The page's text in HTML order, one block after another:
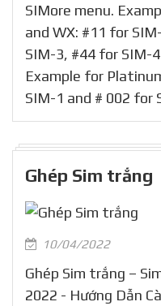
SIMore menu.
and WX: #11 for
SIM-3, #44 for SIM-
Example for
SIM-1 and # 002 for
Ghép Sim trắng
10/04/2022
Ghép Sim trắng –
2022 - Hướng Dẫn